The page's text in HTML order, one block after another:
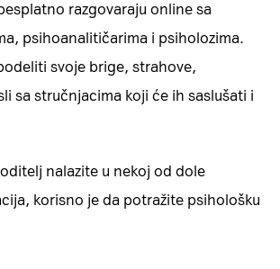
razgovaraju online sa
psihoanalitičarima i psiholozima.
svoje brige, strahove,
sa stručnjacima koji će ih saslušati i
nalazite u nekoj od dole
korisno je da potražite psihološku